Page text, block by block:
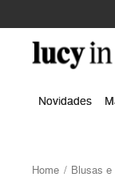
Novidades
Home Blusas